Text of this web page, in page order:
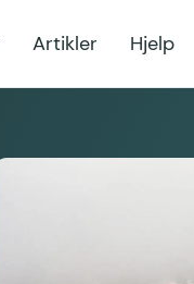
Artikler Hjelp